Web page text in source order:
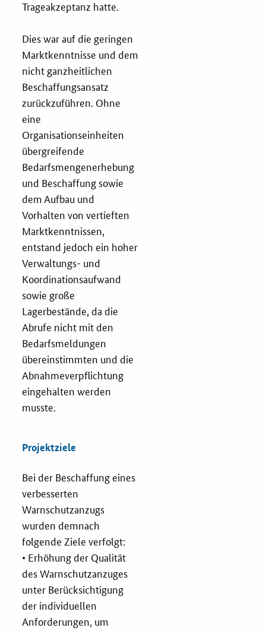
Marketing-Guide
Playbook
Zertifizierung
Innovationspreis
EU-Förderung
Aktuelles
Fördermöglichkeiten
Service und Kontakt
Praxisbeispiele
Downloads
Newsletter
Veranstaltungen
Trageakzeptanz hatte.
Dies war auf die geringen
Marktkenntnisse und dem
nicht ganzheitlichen
Beschaffungsansatz
zurückzuführen. Ohne
eine
Organisationseinheiten
übergreifende
Bedarfsmengenerhebung
und Beschaffung sowie
dem Aufbau und
Vorhalten von vertieften
Marktkenntnissen,
entstand jedoch ein hoher
Verwaltungs- und
Koordinationsaufwand
sowie große
Lagerbestände, da die
Abrufe nicht mit den
Bedarfsmeldungen
übereinstimmten und die
Abnahmeverpflichtung
eingehalten werden
musste.
Projektziele
Bei der Beschaffung eines
verbesserten
Warnschutzanzugs
wurden demnach
folgende Ziele verfolgt:
• Erhöhung der Qualität
des Warnschutzanzuges
unter Berücksichtigung
der individuellen
Anforderungen, um